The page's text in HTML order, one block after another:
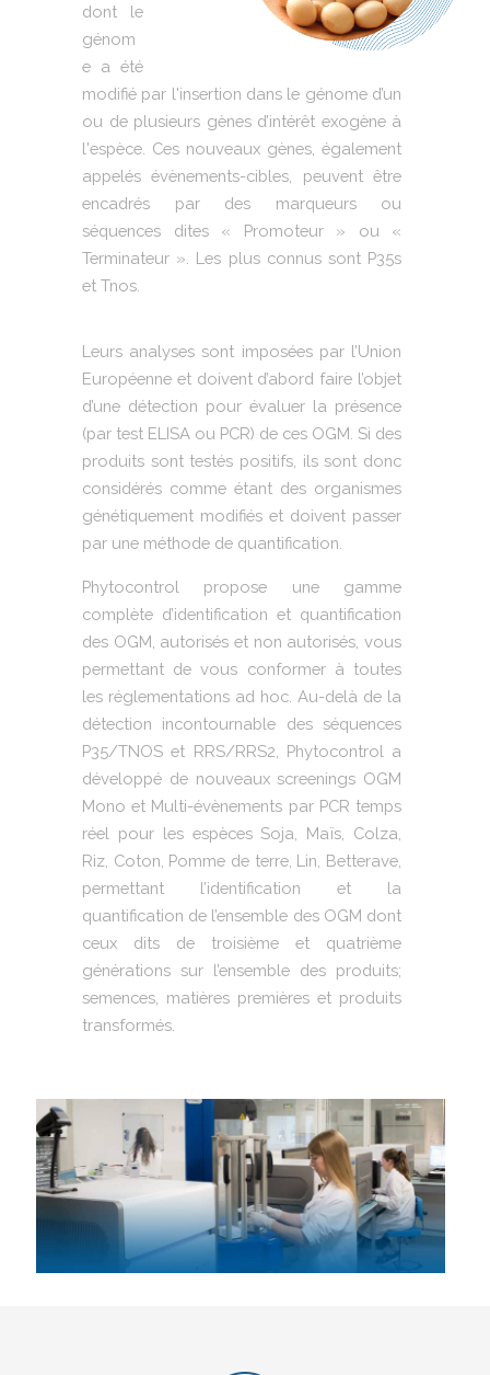
dont le
génom
e a été
modifié par l'insertion dans le génome d’un
ou de plusieurs gènes d’intérêt exogène à
l'espèce. Ces nouveaux gènes, également
appelés évènements-cibles, peuvent être
encadrés par des marqueurs ou
séquences dites « Promoteur » ou «
Terminateur ». Les plus connus sont P35s
et Tnos.
Leurs analyses sont imposées par l’Union
Européenne et doivent d’abord faire l’objet
d’une détection pour évaluer la présence
(par test ELISA ou PCR) de ces OGM. Si des
produits sont testés positifs, ils sont donc
considérés comme étant des organismes
génétiquement modifiés et doivent passer
par une méthode de quantification.
Phytocontrol propose une gamme
complète d’identification et quantification
des OGM, autorisés et non autorisés, vous
permettant de vous conformer à toutes
les réglementations ad hoc. Au-delà de la
détection incontournable des séquences
P35/TNOS et RRS/RRS2, Phytocontrol a
développé de nouveaux screenings OGM
Mono et Multi-évènements par PCR temps
réel pour les espèces Soja, Maïs, Colza,
Riz, Coton, Pomme de terre, Lin, Betterave,
permettant l’identification et la
quantification de l’ensemble des OGM dont
ceux dits de troisième et quatrième
générations sur l’ensemble des produits;
semences, matières premières et produits
transformés.